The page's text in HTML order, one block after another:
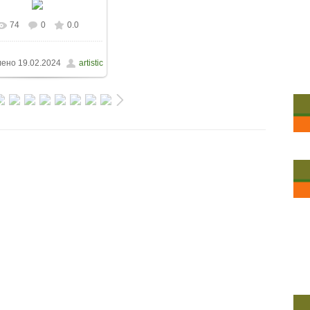
74 0 0.0
19.02.2024 artistic